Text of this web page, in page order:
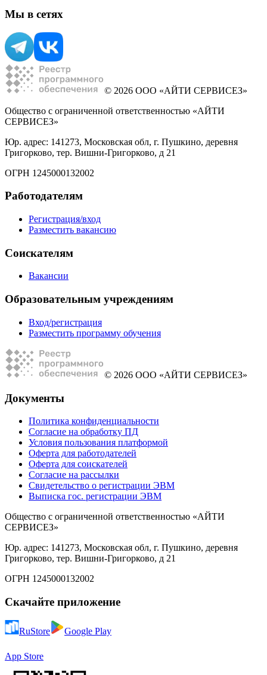
Мы в сетях
© 2026 ООО «АЙТИ СЕРВИСЕЗ»
Общество с ограниченной ответственностью «АЙТИ
СЕРВИСЕЗ»
Юр. адрес: 141273, Московская обл, г. Пушкино, деревня
Григорково, тер. Вишни-Григорково, д 21
ОГРН 1245000132002
Работодателям
Регистрация/вход
Разместить вакансию
Соискателям
Вакансии
Образовательным учреждениям
Вход/регистрация
Разместить программу обучения
© 2026 ООО «АЙТИ СЕРВИСЕЗ»
Документы
Политика конфиденциальности
Согласие на обработку ПД
Условия пользования платформой
Оферта для работодателей
Оферта для соискателей
Согласие на рассылки
Свидетельство о регистрации ЭВМ
Выписка гос. регистрации ЭВМ
Общество с ограниченной ответственностью «АЙТИ
СЕРВИСЕЗ»
Юр. адрес: 141273, Московская обл, г. Пушкино, деревня
Григорково, тер. Вишни-Григорково, д 21
ОГРН 1245000132002
Скачайте приложение
RuStore Google Play
App Store